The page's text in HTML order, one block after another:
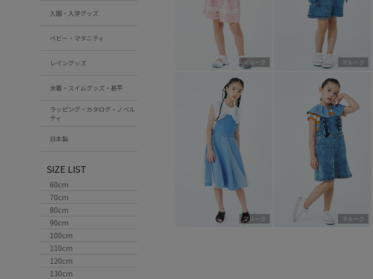
入園・入学グッズ
ベビー・マタニティ
レイングッズ
水着・スイムグッズ・甚平
ラッピング・カタログ・ノベル
ティ
日本製
SIZE LIST
60cm
70cm
80cm
90cm
100cm
110cm
120cm
130cm
マルーク マルーク
マルーク マルーク